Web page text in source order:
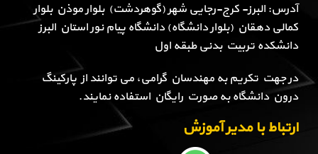
آدرس: البرز- کرج-رجایی شهر (گوهردشت) بلوار موذن بلوار
کمالی دهقان (بلوار دانشگاه) دانشگاه پیام نور استان البرز
دانشکده تربیت بدنی طبقه اول
در جهت تکریم به مهندسان گرامی، می توانند از پارکینگ
درون دانشگاه به صورت رایگان استفاده نمایند.
ارتباط با مدیر آموزش